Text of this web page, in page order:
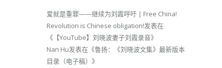
爱就是重罪——继续为刘霞呼吁 | Free China!
Revolution is Chinese obligation!发表在
《 【YouTube】刘晓波妻子刘霞录音》
Nan Hu发表在《鲁扬：《刘晓波文集》最新版本
目录（电子稿） 》